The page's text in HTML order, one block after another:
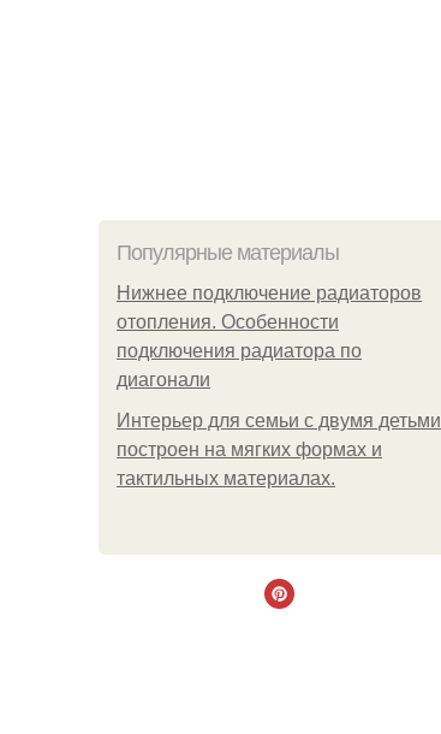
Популярные материалы
Нижнее подключение радиаторов
отопления. Особенности
подключения радиатора по
диагонали
Интерьер для семьи с двумя детьми
построен на мягких формах и
тактильных материалах.